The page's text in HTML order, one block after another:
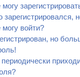
зарегистрировался,
войти?
но